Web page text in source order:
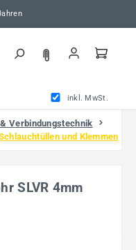
inkl. MwSt.
Verbindungstechnik
und Klemmen
SLVR 4mm